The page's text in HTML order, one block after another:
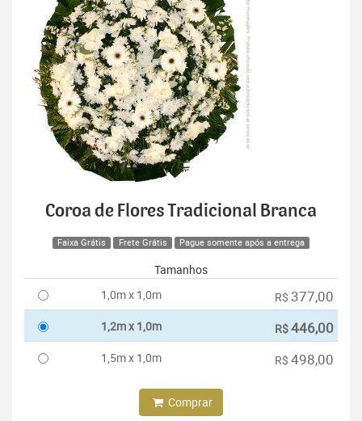
Coroa de Flores Tradicional Branca
Faixa Grátis Frete Grátis Pague somente após a entrega
Tamanhos
1,0m x 1,0m
R$ 377,00
1,2m x 1,0m R$446,00
1,5m x 1,0m R$ 498,00
Comprar